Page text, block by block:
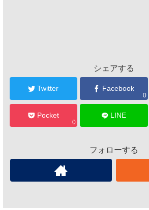
シェアする
Twitter Facebook
0
Pocket
0
LINE
フォローする